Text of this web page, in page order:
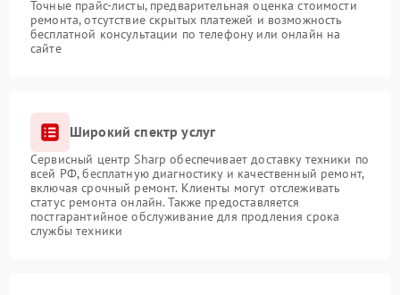
Точные прайс-листы, предварительная оценка стоимости
ремонта, отсутствие скрытых платежей и возможность
бесплатной консультации по телефону или онлайн на
сайте
Широкий спектр услуг
Сервисный центр Sharp обеспечивает доставку техники по
всей РФ, бесплатную диагностику и качественный ремонт,
включая срочный ремонт. Клиенты могут отслеживать
статус ремонта онлайн. Также предоставляется
постгарантийное обслуживание для продления срока
службы техники